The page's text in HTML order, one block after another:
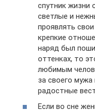
спутник жизни
светлые и
проявлять
крепкие
наряд был
оттенках, то
любимым
за своего
радостные
Если во сне